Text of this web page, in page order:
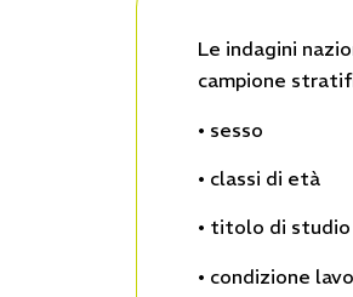
Le indagini
campione
• sesso
• classi di età
• titolo di studio
• condizione